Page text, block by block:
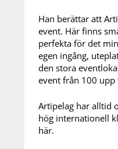
Han berättar att
event. Här finns
perfekta för det
egen ingång,
den stora
event från 100
Artipelag har alltid
hög internationell
här.